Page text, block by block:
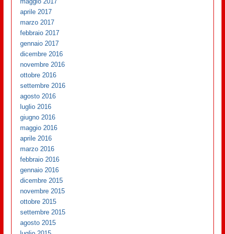
aprile 2017
marzo 2017
febbraio 2017
gennaio 2017
dicembre 2016
novembre 2016
ottobre 2016
settembre 2016
agosto 2016
luglio 2016
giugno 2016
maggio 2016
aprile 2016
marzo 2016
febbraio 2016
gennaio 2016
dicembre 2015
novembre 2015
ottobre 2015
settembre 2015
agosto 2015